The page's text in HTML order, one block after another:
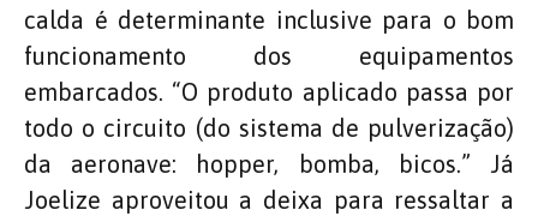
calda é determinante inclusive para o bom
funcionamento dos equipamentos
embarcados. “O produto aplicado passa por
todo o circuito (do sistema de pulverização)
da aeronave: hopper, bomba, bicos.” Já
Joelize aproveitou a deixa para ressaltar a